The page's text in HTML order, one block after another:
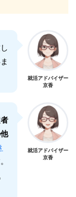
就活アドバイザー
京香
就活アドバイザー
京香